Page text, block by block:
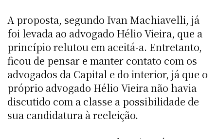
A proposta, segundo Ivan Machiavelli, já
foi levada ao advogado Hélio Vieira, que a
princípio relutou em aceitá-a. Entretanto,
ficou de pensar e manter contato com os
advogados da Capital e do interior, já que o
próprio advogado Hélio Vieira não havia
discutido com a classe a possibilidade de
sua candidatura à reeleição.